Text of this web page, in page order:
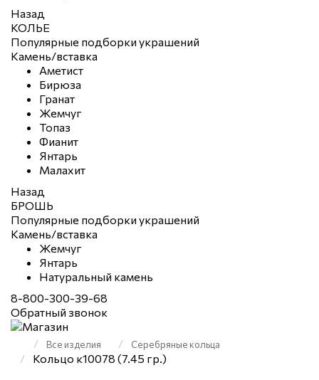
Назад
КОЛЬЕ
Популярные подборки украшений
Камень/вставка
Аметист
Бирюза
Гранат
Жемчуг
Топаз
Фианит
Янтарь
Малахит
Назад
БРОШЬ
Популярные подборки украшений
Камень/вставка
Жемчуг
Янтарь
Натуральный камень
8-800-300-39-68
Обратный звонок
Все изделия Серебряные кольца
Кольцо к10078 (7.45 гр.)